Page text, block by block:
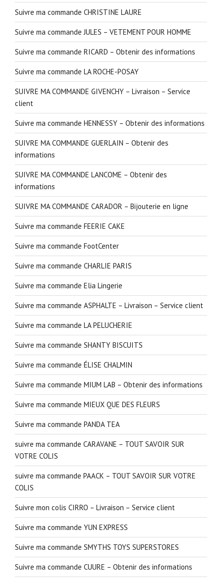
Suivre ma commande CHRISTINE LAURE
Suivre ma commande JULES – VETEMENT POUR HOMME
Suivre ma commande RICARD – Obtenir des informations
Suivre ma commande LA ROCHE-POSAY
SUIVRE MA COMMANDE GIVENCHY – Livraison – Service
client
Suivre ma commande HENNESSY – Obtenir des informations
SUIVRE MA COMMANDE GUERLAIN – Obtenir des
informations
SUIVRE MA COMMANDE LANCOME – Obtenir des
informations
SUIVRE MA COMMANDE CARADOR – Bijouterie en ligne
Suivre ma commande FEERIE CAKE
Suivre ma commande FootCenter
Suivre ma commande CHARLIE PARIS
Suivre ma commande Elia Lingerie
Suivre ma commande ASPHALTE – Livraison – Service client
Suivre ma commande LA PELUCHERIE
Suivre ma commande SHANTY BISCUITS
Suivre ma commande ÉLISE CHALMIN
Suivre ma commande MIUM LAB – Obtenir des informations
Suivre ma commande MIEUX QUE DES FLEURS
Suivre ma commande PANDA TEA
suivre ma commande CARAVANE – TOUT SAVOIR SUR
VOTRE COLIS
suivre ma commande PAACK – TOUT SAVOIR SUR VOTRE
COLIS
Suivre mon colis CIRRO – Livraison – Service client
Suivre ma commande YUN EXPRESS
Suivre ma commande SMYTHS TOYS SUPERSTORES
Suivre ma commande CUURE – Obtenir des informations